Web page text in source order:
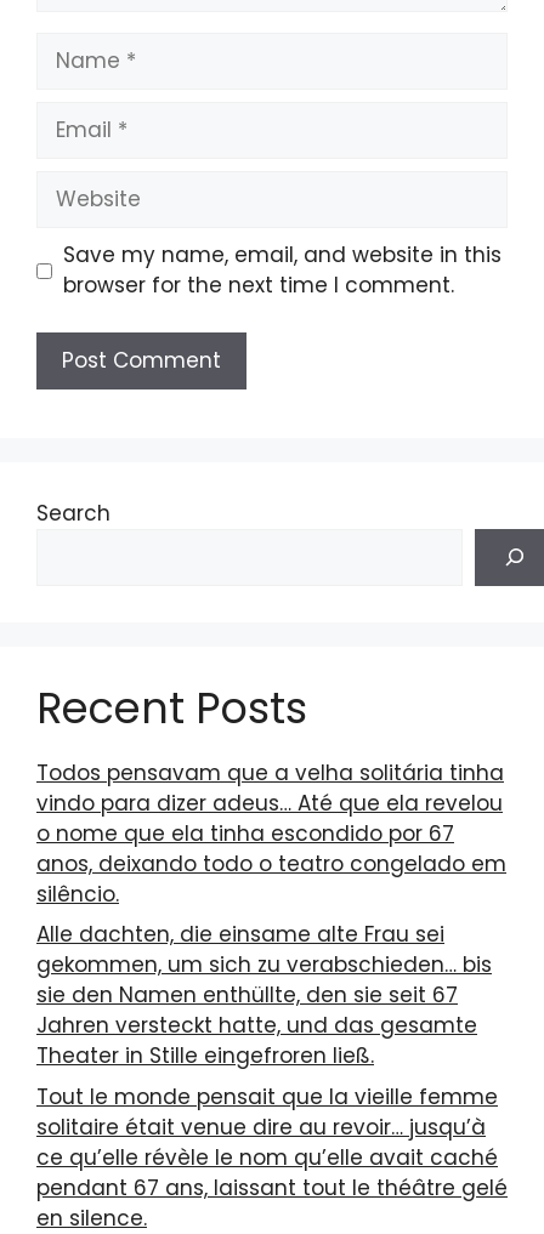
Name
Email
Website
Save my name, email, and website in this
browser for the next time I comment.
Search
Recent Posts
Todos pensavam que a velha solitária tinha
vindo para dizer adeus… Até que ela revelou
o nome que ela tinha escondido por 67
anos, deixando todo o teatro congelado em
silêncio.
Alle dachten, die einsame alte Frau sei
gekommen, um sich zu verabschieden… bis
sie den Namen enthüllte, den sie seit 67
Jahren versteckt hatte, und das gesamte
Theater in Stille eingefroren ließ.
Tout le monde pensait que la vieille femme
solitaire était venue dire au revoir… jusqu’à
ce qu’elle révèle le nom qu’elle avait caché
pendant 67 ans, laissant tout le théâtre gelé
en silence.